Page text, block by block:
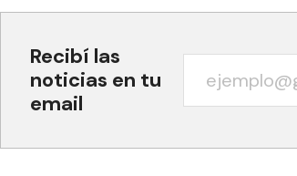
Recibí las
noticias en tu
email